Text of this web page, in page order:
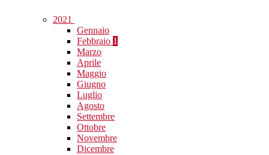
2021
Gennaio
Febbraio 1
Marzo
Aprile
Maggio
Giugno
Luglio
Agosto
Settembre
Ottobre
Novembre
Dicembre